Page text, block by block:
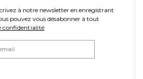
à notre newsletter en enregistrant
pouvez vous désabonner à tout
confidentialité